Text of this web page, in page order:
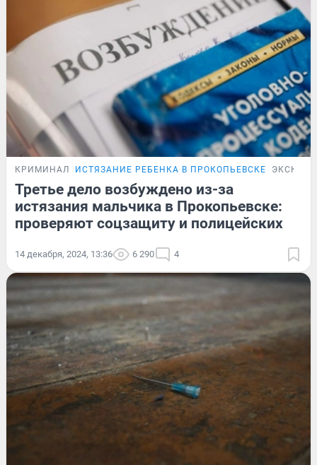
КРИМИНАЛ ИСТЯЗАНИЕ РЕБЕНКА В ПРОКОПЬЕВСКЕ
Третье дело возбуждено из-за
истязания мальчика в Прокопьевске:
проверяют соцзащиту и полицейских
14 декабря, 2024, 13:36 6 290 4